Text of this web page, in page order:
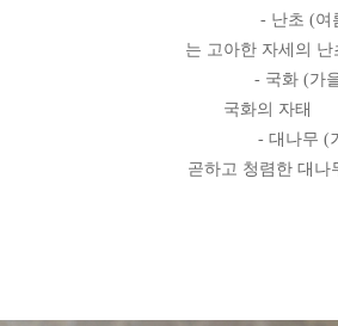
- 난초 (여름) : 향기를
는 고아한 자세의 난
- 국화 (가을) : 서리속
국화의 자태
- 대나무 (겨울) : 푸른
곧하고 청렴한 대나